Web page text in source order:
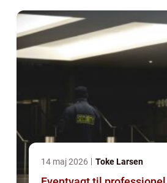
14 maj 2026 Toke Larsen